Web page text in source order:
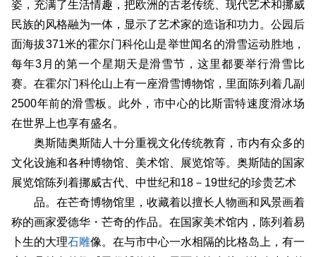
姿，充满了生活情趣，把欧洲的古老传统、现代艺术和挪威
民族的风格融为一体，显示了艺术家的造诣和功力。公园后
面海拔371米的霍尔门科伦山是举世闻名的滑雪运动胜地，
每年3月的第一个星期天是滑雪节，这里都要举行滑雪比
赛。在霍尔门科伦山上有一座滑雪博物馆，里面陈列着几副
2500年前的滑雪板。此外，市中心的比斯雷特速度滑冰场
在世界上也享有盛名。
奥斯陆奥斯陆人十分重视文化传统教育，市内有众多的
文化设施和各种博物馆、美术馆、展览馆等。奥斯陆的国家
展览馆陈列着挪威古代、中世纪和18－19世纪的珍贵艺术
品。在芒奇博物馆里，收藏着以擅长人物画和风景画着
称的画家爱德华・芒奇的作品。在国家美术馆内，陈列着易
卜生的大理石雕像。在与市中心一水相隔的比格岛上，有一